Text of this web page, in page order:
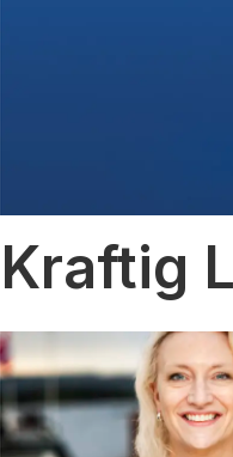
Kraftig